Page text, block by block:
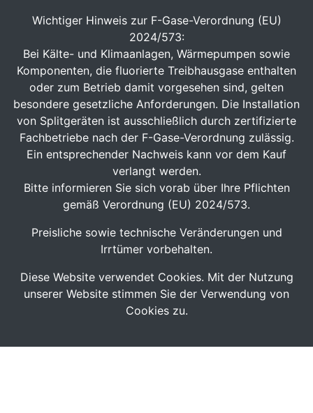
Wichtiger Hinweis zur F-Gase-Verordnung (EU)
2024/573:
Bei Kälte- und Klimaanlagen, Wärmepumpen sowie
Komponenten, die fluorierte Treibhausgase enthalten
oder zum Betrieb damit vorgesehen sind, gelten
besondere gesetzliche Anforderungen. Die Installation
von Splitgeräten ist ausschließlich durch zertifizierte
Fachbetriebe nach der F-Gase-Verordnung zulässig.
Ein entsprechender Nachweis kann vor dem Kauf
verlangt werden.
Bitte informieren Sie sich vorab über Ihre Pflichten
gemäß Verordnung (EU) 2024/573.
Preisliche sowie technische Veränderungen und
Irrtümer vorbehalten.
Diese Website verwendet Cookies. Mit der Nutzung
unserer Website stimmen Sie der Verwendung von
Cookies zu.